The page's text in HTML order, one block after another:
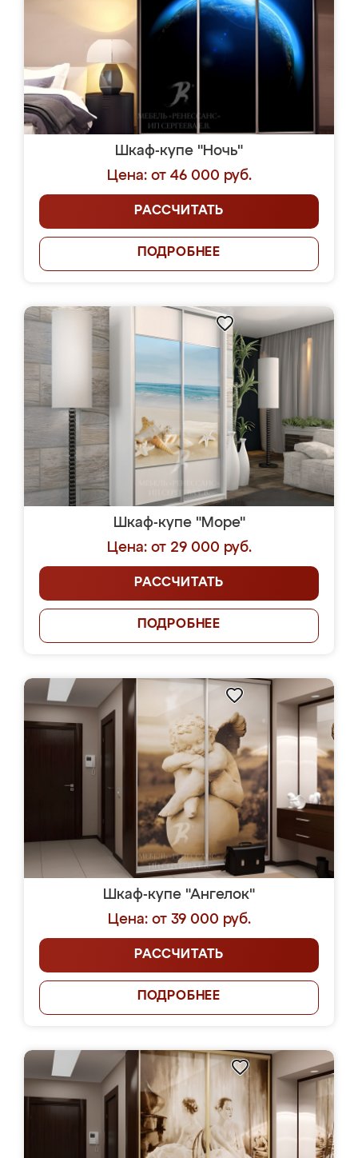
Шкаф-купе "Ночь"
Цена: от 46 000 руб.
РАССЧИТАТЬ
ПОДРОБНЕЕ
Шкаф-купе "Море"
Цена: от 29 000 руб.
РАССЧИТАТЬ
ПОДРОБНЕЕ
Шкаф-купе "Ангелок"
Цена: от 39 000 руб.
РАССЧИТАТЬ
ПОДРОБНЕЕ